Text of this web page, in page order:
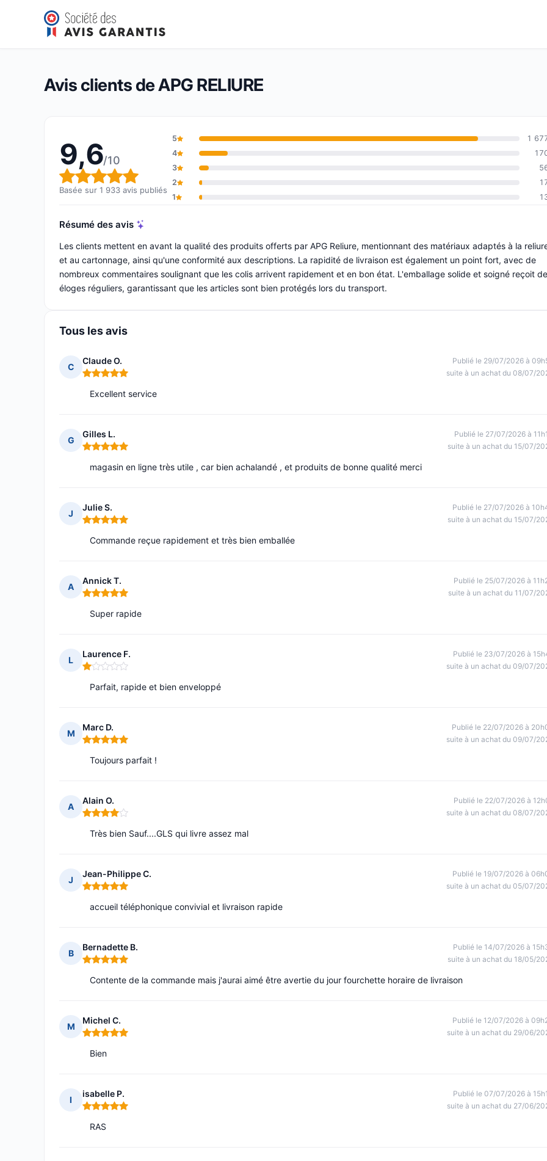
APG RELIURE
Note globale : 9,6 sur 10
9,6/10(1 933 avis)
Avis clients de APG RELIURE
9,6/10
Note globale : 9,6 sur 10
Basée sur 1 933 avis publiés
5
1
4
3
2
1
Résumé des avis
Les clients mettent en avant la qualité des produits offerts par APG Reliure, mentionnant des matériaux adaptés à la
et au cartonnage, ainsi qu'une conformité aux descriptions. La rapidité de livraison est également un point fort, avec de
nombreux commentaires soulignant que les colis arrivent rapidement et en bon état. L'emballage solide et soigné reçoit
éloges réguliers, garantissant que les articles sont bien protégés lors du transport.
Tous les avis
C
Claude O.
Note : 5 sur 5
Publié le 29/07/2026 à
suite à un achat du 08/07/
Excellent service
G
Gilles L.
Note : 5 sur 5
Publié le 27/07/2026 à
suite à un achat du 15/07/
magasin en ligne très utile , car bien achalandé , et produits de bonne qualité merci
J
Julie S.
Note : 5 sur 5
Publié le 27/07/2026 à
suite à un achat du 15/07/
Commande reçue rapidement et très bien emballée
A
Annick T.
Note : 5 sur 5
Publié le 25/07/2026 à
suite à un achat du 11/07/
Super rapide
L
Laurence F.
Note : 1 sur 5
Publié le 23/07/2026 à
suite à un achat du 09/07/
Parfait, rapide et bien enveloppé
M
Marc D.
Note : 5 sur 5
Publié le 22/07/2026 à
suite à un achat du 09/07/
Toujours parfait !
A
Alain O.
Note : 4 sur 5
Publié le 22/07/2026 à
suite à un achat du 08/07/
Très bien Sauf....GLS qui livre assez mal
J
Jean-Philippe C.
Note : 5 sur 5
Publié le 19/07/2026 à
suite à un achat du 05/07/
accueil téléphonique convivial et livraison rapide
B
Bernadette B.
Note : 5 sur 5
Publié le 14/07/2026 à
suite à un achat du 18/05/
Contente de la commande mais j'aurai aimé être avertie du jour fourchette horaire de livraison
M
Michel C.
Note : 5 sur 5
Publié le 12/07/2026 à
suite à un achat du 29/06/
Bien
I
isabelle P.
Note : 5 sur 5
Publié le 07/07/2026 à
suite à un achat du 27/06/
RAS